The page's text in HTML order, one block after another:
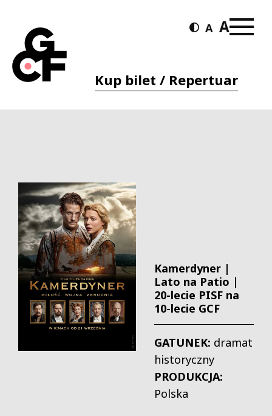
Kup bilet / Repertuar
Kamerdyner |
Lato na Patio |
20-lecie PISF na
10-lecie GCF
GATUNEK: dramat
historyczny
PRODUKCJA:
Polska